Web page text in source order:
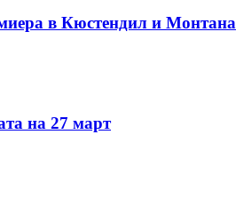
в Кюстендил и Монтана
на 27 март